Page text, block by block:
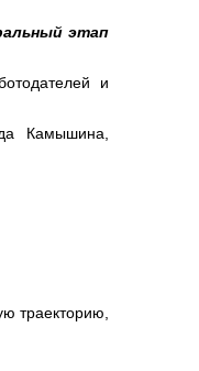
этап
и
Камышина,
траекторию,